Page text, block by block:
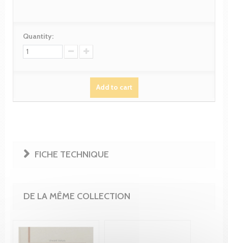
Quantity:
Add to cart
FICHE TECHNIQUE
DE LA MÊME COLLECTION